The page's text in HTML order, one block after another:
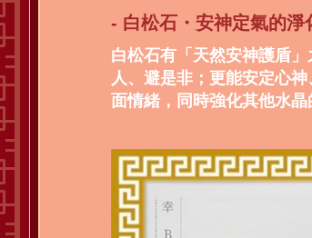
- 白松石・安神定氣的淨
白松石有「天然安神護盾
人、避是非；更能安定心
面情緒，同時強化其他水晶